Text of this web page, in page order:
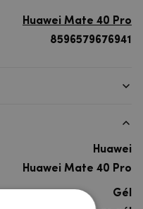
Huawei Mate 40 Pro
8596579676941
Huawei
Huawei Mate 40 Pro
Gél